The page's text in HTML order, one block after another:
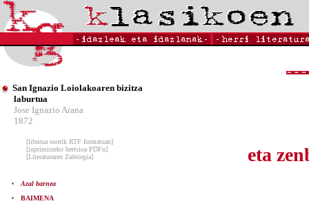
San Ignazio Loiolakoaren bizitza
laburtua
Jose Ignazio Arana
1872
[liburua osorik RTF formatuan]
[inprimitzeko bertsioa PDFn]
[Literaturaren Zubitegia]
Azal barnea
BAIMENA
eta